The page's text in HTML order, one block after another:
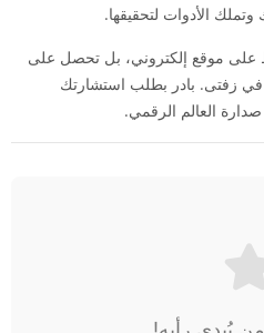
الأدوات لتحقيقها.
على موقع إلكتروني، بل تحصل على
في زفتى. بادر بطلب استشارتك
صدارة العالم الرقمي.